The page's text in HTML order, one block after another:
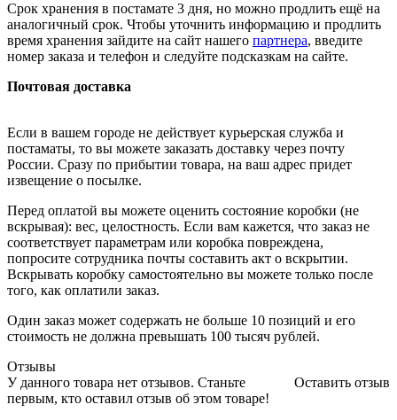
Срок хранения в постамате 3 дня, но можно продлить ещё на
аналогичный срок. Чтобы уточнить информацию и продлить
время хранения зайдите на сайт нашего партнера, введите
номер заказа и телефон и следуйте подсказкам на сайте.
Почтовая доставка
Если в вашем городе не действует курьерская служба и
постаматы, то вы можете заказать доставку через почту
России. Сразу по прибытии товара, на ваш адрес придет
извещение о посылке.
Перед оплатой вы можете оценить состояние коробки (не
вскрывая): вес, целостность. Если вам кажется, что заказ не
соответствует параметрам или коробка повреждена,
попросите сотрудника почты составить акт о вскрытии.
Вскрывать коробку самостоятельно вы можете только после
того, как оплатили заказ.
Один заказ может содержать не больше 10 позиций и его
стоимость не должна превышать 100 тысяч рублей.
Отзывы
Оставить отзыв
У данного товара нет отзывов. Станьте
первым, кто оставил отзыв об этом товаре!